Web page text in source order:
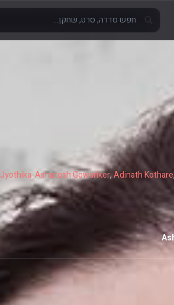
Jyothika,Ashutosh Gowariker,Adinath Kothare,